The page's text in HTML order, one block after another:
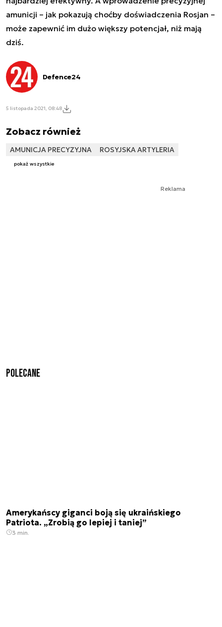
amunicji – jak pokazują choćby doświadczenia Rosjan –
może zapewnić im dużo większy potencjał, niż mają
dziś.
Defence24
5 listopada 2021, 08:48
Zobacz również
AMUNICJA PRECYZYJNA ROSYJSKA ARTYLERIA
pokaż wszystkie
Reklama
Polecane
Amerykańscy giganci boją się ukraińskiego
Patriota. „Zrobią go lepiej i taniej”
3 min.